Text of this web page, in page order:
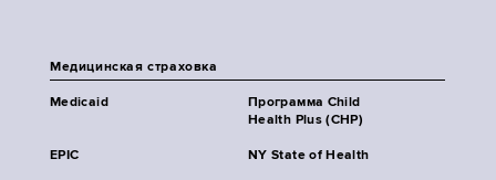
Медицинская страховка
Medicaid
Программа Child
Health Plus (CHP)
EPIC NY State of Health